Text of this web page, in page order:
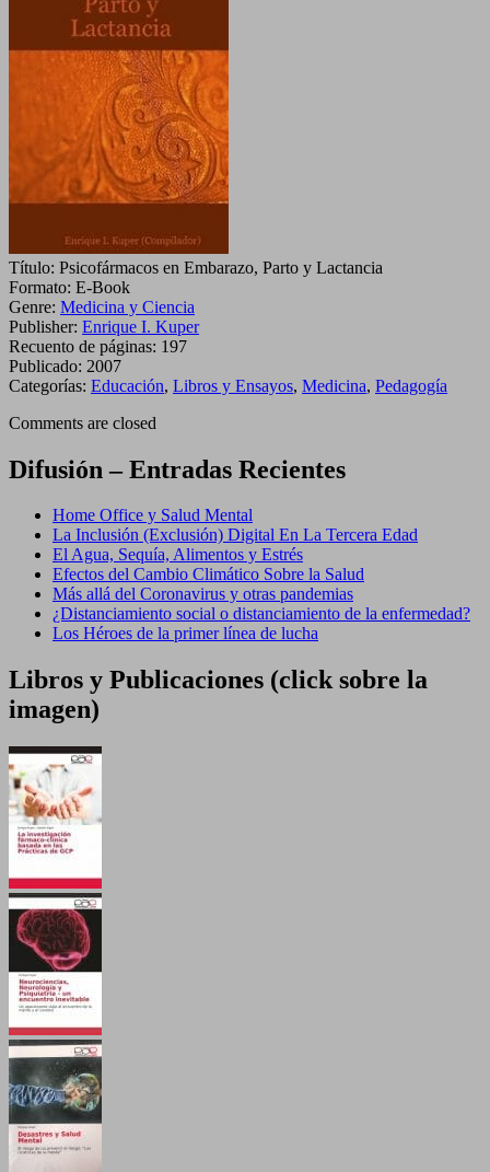
Título: Psicofármacos en Embarazo, Parto y Lactancia
Formato: E-Book
Genre: Medicina y Ciencia
Publisher: Enrique I. Kuper
Recuento de páginas: 197
Publicado: 2007
Categorías: Educación, Libros y Ensayos, Medicina, Pedagogía
Comments are closed
Difusión – Entradas Recientes
Home Office y Salud Mental
La Inclusión (Exclusión) Digital En La Tercera Edad
El Agua, Sequía, Alimentos y Estrés
Efectos del Cambio Climático Sobre la Salud
Más allá del Coronavirus y otras pandemias
¿Distanciamiento social o distanciamiento de la enfermedad?
Los Héroes de la primer línea de lucha
Libros y Publicaciones (click sobre la
imagen)